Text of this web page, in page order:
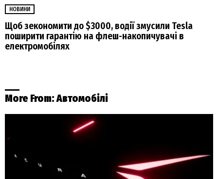
НОВИНИ
Щоб зекономити до $3000, водії змусили Tesla
поширити гарантію на флеш-накопичувачі в
електромобілях
More From:Автомобілі